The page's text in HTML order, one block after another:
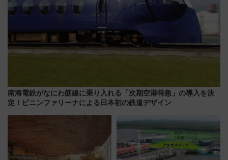
南海電鉄がなにわ筋線に乗り入れる「次期空港特急」の導入を決
定！ピニンファリーナによる日本初の鉄道デザイン